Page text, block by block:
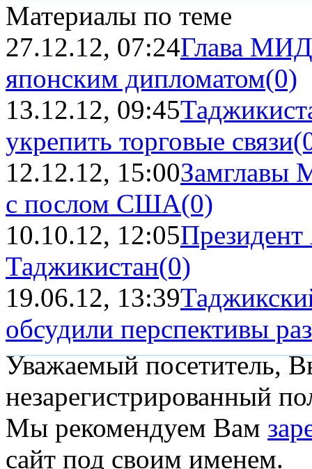
Материалы по теме
27.12.12, 07:24Глава МИД
японским дипломатом(0)
13.12.12, 09:45
укрепить торговые связи
12.12.12, 15:00Замглавы
с послом США(0)
10.10.12, 12:05Президент
Таджикистан(0)
19.06.12, 13:39
обсудили перспективы
Уважаемый посетитель,
незарегистрированный
Мы рекомендуем Вам
сайт под своим именем.